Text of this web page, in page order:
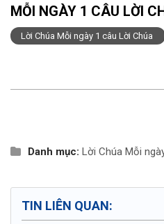
MỖI NGÀY 1 CÂU LỜI
Lời Chúa Mỗi ngày 1 câu Lời Chúa
Danh mục: Lời Chúa Mỗi
TIN LIÊN QUAN: